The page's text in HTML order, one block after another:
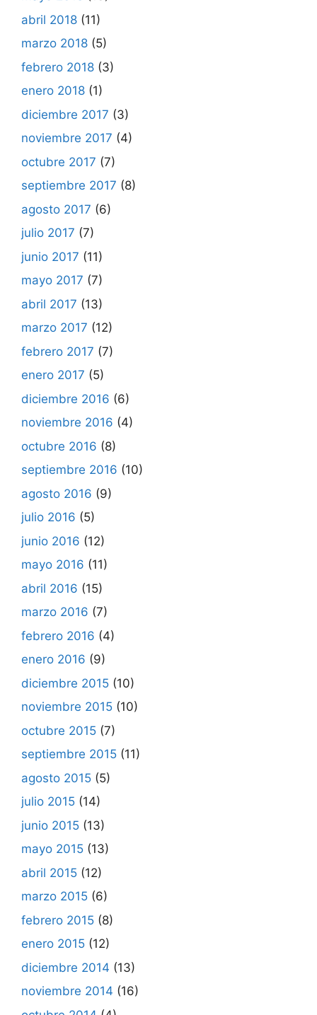
abril 2018 (11)
marzo 2018 (5)
febrero 2018 (3)
enero 2018 (1)
diciembre 2017 (3)
noviembre 2017 (4)
octubre 2017 (7)
septiembre 2017 (8)
agosto 2017 (6)
julio 2017 (7)
junio 2017 (11)
mayo 2017 (7)
abril 2017 (13)
marzo 2017 (12)
febrero 2017 (7)
enero 2017 (5)
diciembre 2016 (6)
noviembre 2016 (4)
octubre 2016 (8)
septiembre 2016 (10)
agosto 2016 (9)
julio 2016 (5)
junio 2016 (12)
mayo 2016 (11)
abril 2016 (15)
marzo 2016 (7)
febrero 2016 (4)
enero 2016 (9)
diciembre 2015 (10)
noviembre 2015 (10)
octubre 2015 (7)
septiembre 2015 (11)
agosto 2015 (5)
julio 2015 (14)
junio 2015 (13)
mayo 2015 (13)
abril 2015 (12)
marzo 2015 (6)
febrero 2015 (8)
enero 2015 (12)
diciembre 2014 (13)
noviembre 2014 (16)